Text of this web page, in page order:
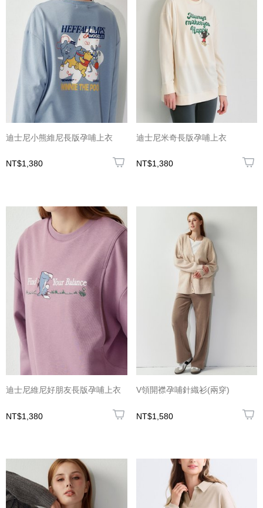
迪士尼小熊維尼長版孕哺上衣
NT$1,380
迪士尼米奇長版孕哺上衣
NT$1,380
迪士尼維尼好朋友長版孕哺上衣
NT$1,380
V領開襟孕哺針織衫(兩穿)
NT$1,580